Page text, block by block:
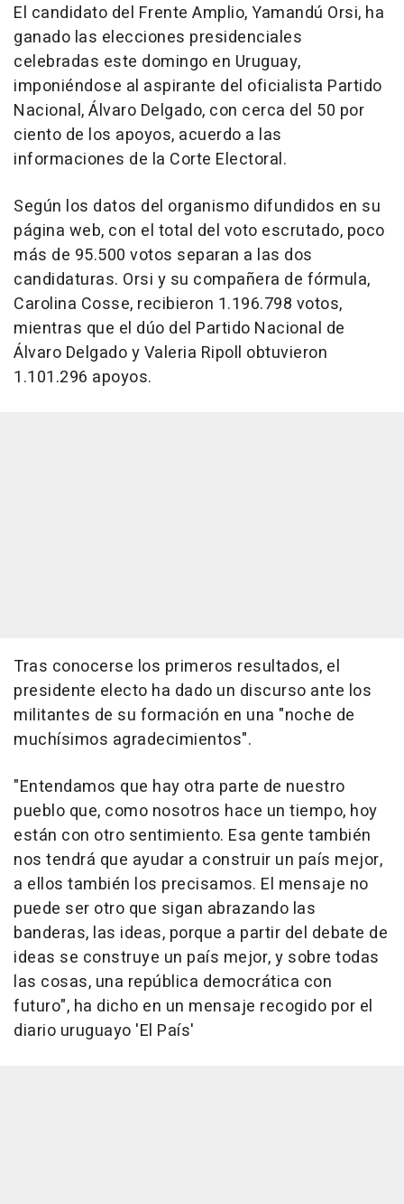
El candidato del Frente Amplio, Yamandú Orsi, ha
ganado las elecciones presidenciales
celebradas este domingo en Uruguay,
imponiéndose al aspirante del oficialista Partido
Nacional, Álvaro Delgado, con cerca del 50 por
ciento de los apoyos, acuerdo a las
informaciones de la Corte Electoral.
Según los datos del organismo difundidos en su
página web, con el total del voto escrutado, poco
más de 95.500 votos separan a las dos
candidaturas. Orsi y su compañera de fórmula,
Carolina Cosse, recibieron 1.196.798 votos,
mientras que el dúo del Partido Nacional de
Álvaro Delgado y Valeria Ripoll obtuvieron
1.101.296 apoyos.
Tras conocerse los primeros resultados, el
presidente electo ha dado un discurso ante los
militantes de su formación en una "noche de
muchísimos agradecimientos".
"Entendamos que hay otra parte de nuestro
pueblo que, como nosotros hace un tiempo, hoy
están con otro sentimiento. Esa gente también
nos tendrá que ayudar a construir un país mejor,
a ellos también los precisamos. El mensaje no
puede ser otro que sigan abrazando las
banderas, las ideas, porque a partir del debate de
ideas se construye un país mejor, y sobre todas
las cosas, una república democrática con
futuro", ha dicho en un mensaje recogido por el
diario uruguayo 'El País'